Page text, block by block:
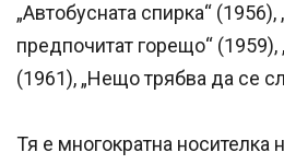
„Автобусната спирка“ (1956),
предпочитат горещо“ (1959),
(1961), „Нещо трябва да се
Тя е многократна носителка